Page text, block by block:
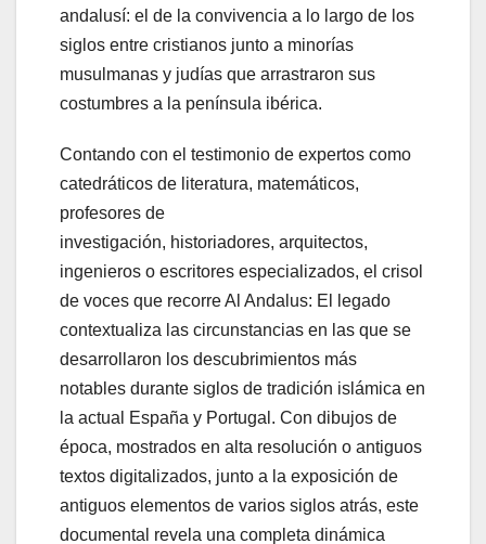
andalusí: el de la convivencia a lo largo de los
siglos entre cristianos junto a minorías
musulmanas y judías que arrastraron sus
costumbres a la península ibérica.
Contando con el testimonio de expertos como
catedráticos de literatura, matemáticos,
profesores de
investigación, historiadores, arquitectos,
ingenieros o escritores especializados, el crisol
de voces que recorre Al Andalus: El legado
contextualiza las circunstancias en las que se
desarrollaron los descubrimientos más
notables durante siglos de tradición islámica en
la actual España y Portugal. Con dibujos de
época, mostrados en alta resolución o antiguos
textos digitalizados, junto a la exposición de
antiguos elementos de varios siglos atrás, este
documental revela una completa dinámica